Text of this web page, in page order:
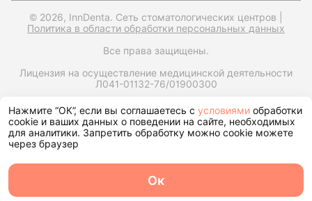
© 2026, InnDenta. Сеть стоматологических центров |
Политика в области обработки персональных данных
Все права защищены.
Лицензия на осуществление медицинской деятельности
Л041-01132-76/01900300
ИНН: 7604397560, ОРГН: 1247600006170, Юр. адрес:
150049, Ярославская обл., г. Ярославль, ул. Городской Вал,
д15, корп. 1, помещ. 25
Запрос справки на налоговый вычет
Нажмите “ОК”, если вы соглашаетесь с условиями обработки
cookie и ваших данных о поведении на сайте, необходимых
для аналитики. Запретить обработку можно cookie можете
через браузер
Ок